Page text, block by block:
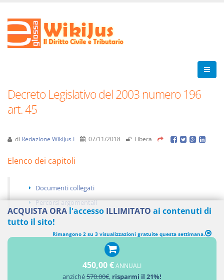
Decreto Legislativo del 2003 numero 196
art. 45
di Redazione WikiJus I 07/11/2018 Libera
Elenco dei capitoli
Documenti collegati
Percorsi argomentali
abrogato TRASFERIMENTI VIETATI
ACQUISTA ORA l'accesso ILLIMITATO ai contenuti di
tutto il sito!
Rimangono 2 su 3 visualizzazioni gratuite questa settimana.
450,00 €ANNUALI
anziché570.00€, risparmi il 21%!